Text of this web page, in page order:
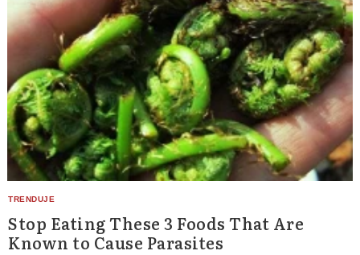
Stop Eating These 3 Foods That Are
Known to Cause Parasites